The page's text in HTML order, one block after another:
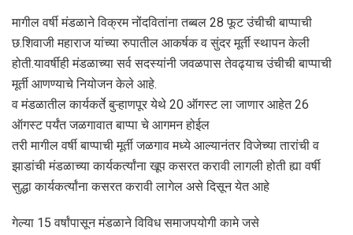
मागील वर्षी मंडळाने विक्रम नोंदवितांना तब्बल 28 फूट उंचीची बाप्पाची
छ.शिवाजी महाराज यांच्या रुपातील आकर्षक व सुंदर मूर्ती स्थापन केली
होती.यावर्षीही मंडळाच्या सर्व सदस्यांनी जवळपास तेवढ्याच उंचीची बाप्पाची
मूर्ती आणण्याचे नियोजन केले आहे.
व मंडळातील कार्यकर्ते बुऱ्हाणपूर येथे 20 ऑगस्ट ला जाणार आहेत 26
ऑगस्ट पर्यंत जळगावात बाप्पा चे आगमन होईल
तरी मागील वर्षी बाप्पाची मूर्ती जळगाव मध्ये आल्यानंतर विजेच्या तारांची व
झाडांची मंडळाच्या कार्यकर्त्यांना खूप कसरत करावी लागली होती ह्या वर्षी
सुद्धा कार्यकर्त्यांना कसरत करावी लागेल असे दिसून येत आहे
गेल्या 15 वर्षांपासून मंडळाने विविध समाजपयोगी कामे जसे